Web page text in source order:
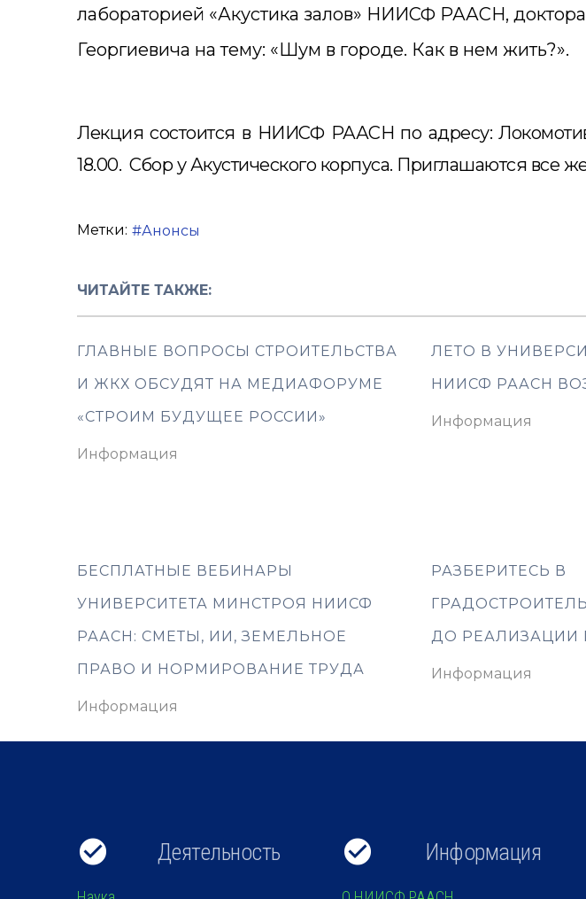
лабораторией «Акустика залов» НИИСФ РААСН,
Георгиевича на тему: «Шум в городе. Как в нем жить?».
Лекция состоится в НИИСФ РААСН по адресу:
18.00. Сбор у Акустического корпуса. Приглашаются все
Метки: Анонсы
ЧИТАЙТЕ ТАКЖЕ:
ГЛАВНЫЕ ВОПРОСЫ СТРОИТЕЛЬСТВА
И ЖКХ ОБСУДЯТ НА МЕДИАФОРУМЕ
«СТРОИМ БУДУЩЕЕ РОССИИ»
Информация
ЛЕТО В
НИИСФ РААСН
Информация
БЕСПЛАТНЫЕ ВЕБИНАРЫ
УНИВЕРСИТЕТА МИНСТРОЯ НИИСФ
РААСН: СМЕТЫ, ИИ, ЗЕМЕЛЬНОЕ
ПРАВО И НОРМИРОВАНИЕ ТРУДА
Информация
РАЗБЕРИТЕСЬ В
ДО РЕАЛИЗАЦИИ
Информация
Деятельность Информация